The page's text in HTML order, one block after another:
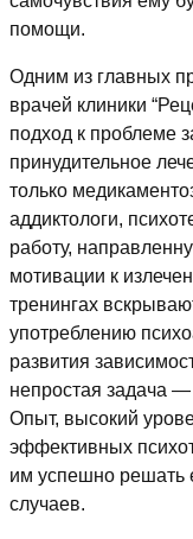
помощи.
Одним из главных
врачей клиники
подход к проблеме
принудительное
только
аддиктологи,
работу,
мотивации к
тренингах
употреблению
развития
непростая задача —
Опыт, высокий
эффективных
им успешно решать
случаев.